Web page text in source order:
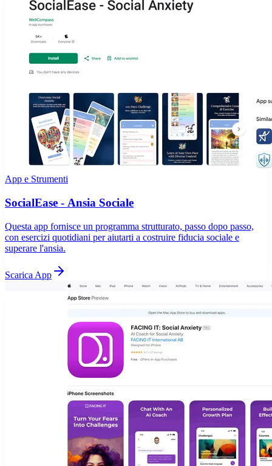
App e Strumenti
SocialEase - Ansia Sociale
Questa app fornisce un programma strutturato, passo dopo passo,
con esercizi quotidiani per aiutarti a costruire fiducia sociale e
superare l'ansia.
Scarica App